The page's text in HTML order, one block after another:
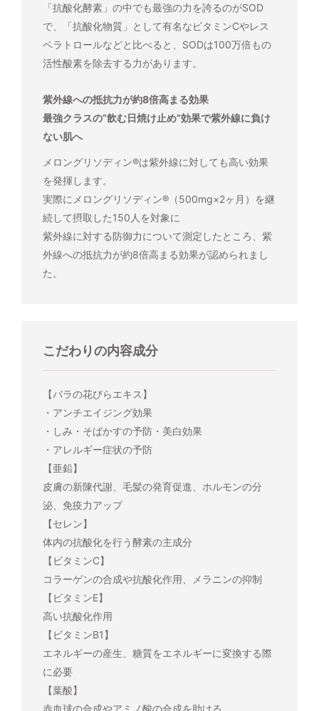
「抗酸化酵素」の中でも最強の力を誇るのがSOD
で、「抗酸化物質」として有名なビタミンCやレス
ベラトロールなどと比べると、SODは100万倍もの
活性酸素を除去する力があります。
紫外線への抵抗力が約8倍高まる効果
最強クラスの”飲む日焼け止め”効果で紫外線に負け
ない肌へ
メロングリソディン®は紫外線に対しても高い効果
を発揮します。
実際にメロングリソディン®（500mg×2ヶ月）を継
続して摂取した150人を対象に
紫外線に対する防御力について測定したところ、紫
外線への抵抗力が約8倍高まる効果が認められまし
た。
こだわりの内容成分
【バラの花びらエキス】
・アンチエイジング効果
・しみ・そばかすの予防・美白効果
・アレルギー症状の予防
【亜鉛】
皮膚の新陳代謝、毛髪の発育促進、ホルモンの分
泌、免疫力アップ
【セレン】
体内の抗酸化を行う酵素の主成分
【ビタミンC】
コラーゲンの合成や抗酸化作用、メラニンの抑制
【ビタミンE】
高い抗酸化作用
【ビタミンB1】
エネルギーの産生、糖質をエネルギーに変換する際
に必要
【葉酸】